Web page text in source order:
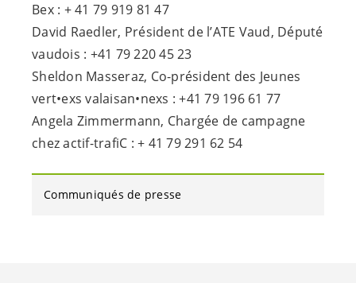
Bex : + 41 79 919 81 47
David Raedler, Président de l’ATE Vaud, Député
vaudois : +41 79 220 45 23
Sheldon Masseraz, Co-président des Jeunes
vert•exs valaisan•nexs : +41 79 196 61 77
Angela Zimmermann, Chargée de campagne
chez actif-trafiC : + 41 79 291 62 54
Communiqués de presse